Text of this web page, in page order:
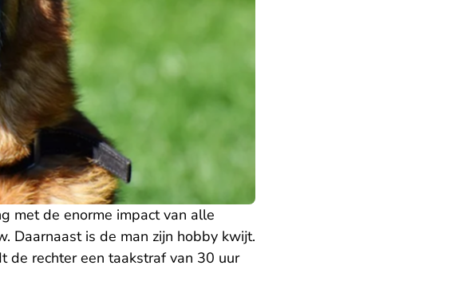
met de enorme impact van alle
Daarnaast is de man zijn hobby kwijt.
de rechter een taakstraf van 30 uur